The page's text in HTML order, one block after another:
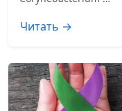
Читать →